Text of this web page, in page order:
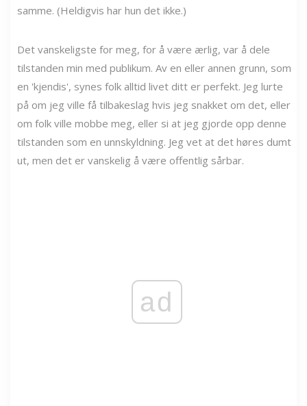
samme. (Heldigvis har hun det ikke.)
Det vanskeligste for meg, for å være ærlig, var å dele
tilstanden min med publikum. Av en eller annen grunn, som
en 'kjendis', synes folk alltid livet ditt er perfekt. Jeg lurte
på om jeg ville få tilbakeslag hvis jeg snakket om det, eller
om folk ville mobbe meg, eller si at jeg gjorde opp denne
tilstanden som en unnskyldning. Jeg vet at det høres dumt
ut, men det er vanskelig å være offentlig sårbar.
ad